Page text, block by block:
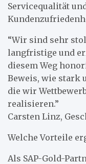
Servicequalität
“Wir sind sehr
langfristige und
diesem Weg
Beweis, wie stark
die wir
realisieren.”
Carsten Linz,
Welche Vorteile
Als SAP-Gold-